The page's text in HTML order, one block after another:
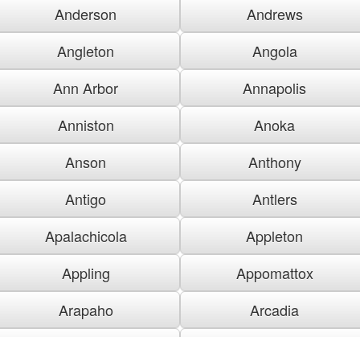
Anderson
Andrews
Angleton
Angola
Ann Arbor
Annapolis
Anniston
Anoka
Anson
Anthony
Antigo
Antlers
Apalachicola
Appleton
Appling
Appomattox
Arapaho
Arcadia